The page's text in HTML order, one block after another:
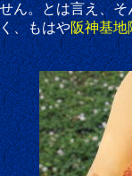
ん。とは言え、
もはや阪神基地